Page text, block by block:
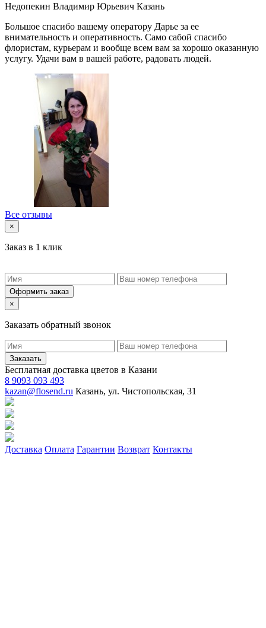
Недопекин Владимир Юрьевич Казань
Большое спасибо вашему оператору Дарье за ее
внимательность и оперативность. Само сабой спасибо
флористам, курьерам и вообще всем вам за хорошо оказанную
услугу. Удачи вам в вашей работе, радовать людей.
Все отзывы
×
Заказ в 1 клик
Оформить заказ
×
Заказать обратный звонок
Заказать
Бесплатная доставка цветов в Казани
8 9093 093 493
kazan@flosend.ru Казань, ул. Чистопольская, 31
Доставка Оплата Гарантии Возврат Контакты